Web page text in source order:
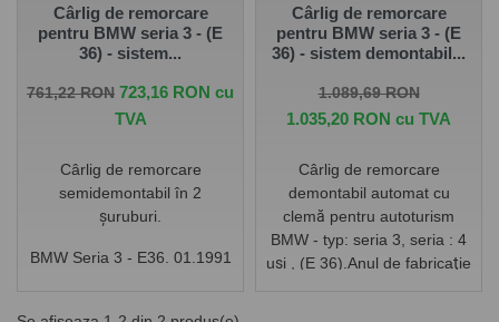
București.
Cârlig de remorcare
pentru BMW seria 3 - (E
36) - sistem...
Pret de baza
761,22 RON Pret
723,16 RON cu
TVA
Cârlig de remorcare
semidemontabil în 2
șuruburi.
BMW Seria 3 - E36. 01.1991
Cârlig de remorcare
pentru BMW seria 3 - (E
36) - sistem demontabil...
Pret de baza
1.089,69 RONPret
1.035,20 RON cu TVA
Cârlig de remorcare
demontabil automat cu
clemă pentru autoturism
BMW - typ: seria 3, seria : 4
uşi , (E 36).Anul de fabricaţie